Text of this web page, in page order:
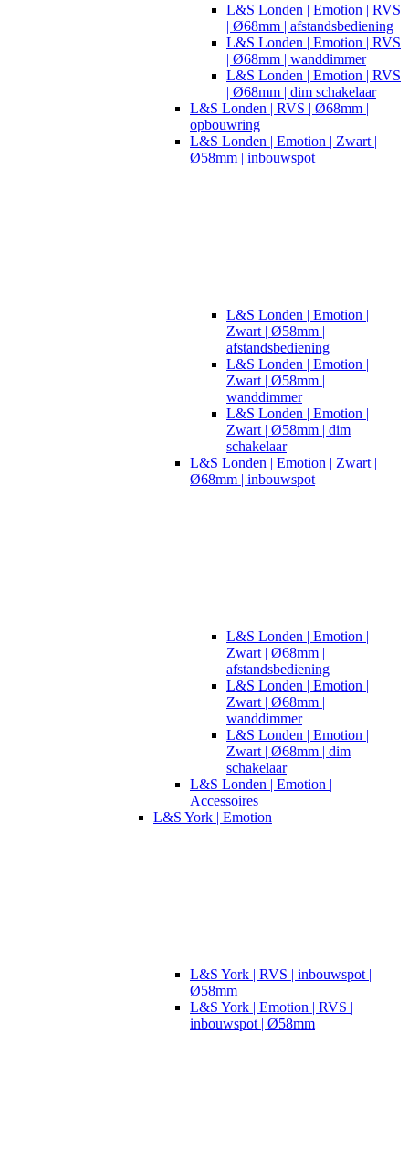
L&S Londen | Emotion | RVS
| Ø68mm | afstandsbediening
L&S Londen | Emotion | RVS
| Ø68mm | wanddimmer
L&S Londen | Emotion | RVS
| Ø68mm | dim schakelaar
L&S Londen | RVS | Ø68mm |
opbouwring
L&S Londen | Emotion | Zwart |
Ø58mm | inbouwspot
L&S Londen | Emotion |
Zwart | Ø58mm |
afstandsbediening
L&S Londen | Emotion |
Zwart | Ø58mm |
wanddimmer
L&S Londen | Emotion |
Zwart | Ø58mm | dim
schakelaar
L&S Londen | Emotion | Zwart |
Ø68mm | inbouwspot
L&S Londen | Emotion |
Zwart | Ø68mm |
afstandsbediening
L&S Londen | Emotion |
Zwart | Ø68mm |
wanddimmer
L&S Londen | Emotion |
Zwart | Ø68mm | dim
schakelaar
L&S Londen | Emotion |
Accessoires
L&S York | Emotion
L&S York | RVS | inbouwspot |
Ø58mm
L&S York | Emotion | RVS |
inbouwspot | Ø58mm